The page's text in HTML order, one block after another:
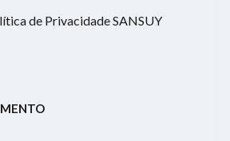
de Privacidade SANSUY